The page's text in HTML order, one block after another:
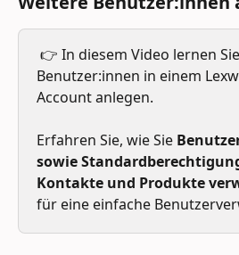
Benutzer:innen in einem
Account anlegen.
Erfahren Sie, wie Sie
sowie
Kontakte und Produkte
für eine einfache